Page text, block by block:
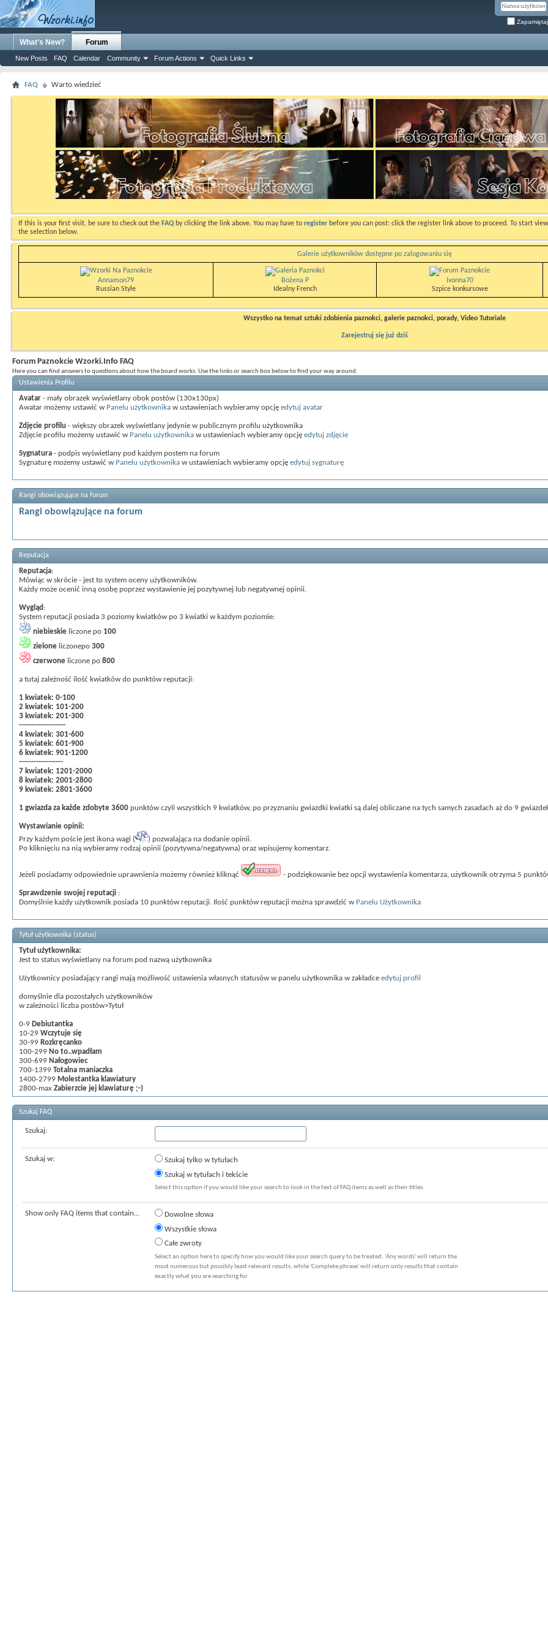
What's New? Forum
New Posts FAQ Calendar Community Forum Actions Quick Links
FAQ Warto wiedzieć
If this is your first visit, be sure to check out the FAQ by clicking the link above. You may have to register before you can post: click the register link above to proceed. To start
the selection below.
Galerie użytkowników dostępne po zalogowaniu się
Annamon79
Russian Style
Bożena P
Idealny French
Ivonna70
Szpice konkursowe
Wszystko na temat sztuki zdobienia paznokci, galerie paznokci, porady, Video Tutoriale
Zarejestruj się już dziś
Forum Paznokcie Wzorki.Info FAQ
Here you can find answers to questions about how the board works. Use the links or search box below to find your way around.
Ustawienia Profilu
Avatar - mały obrazek wyświetlany obok postów (130x130px)
Awatar możemy ustawić w Panelu użytkownika w ustawieniach wybieramy opcję edytuj avatar
Zdjęcie profilu - większy obrazek wyświetlany jedynie w publicznym profilu użytkownika
Zdjęcie profilu możemy ustawić w Panelu użytkownika w ustawieniach wybieramy opcję edytuj zdjęcie
Sygnatura - podpis wyświetlany pod każdym postem na forum
Sygnaturę możemy ustawić w Panelu użytkownika w ustawieniach wybieramy opcję edytuj sygnaturę
Rangi obowiązujące na forum
Rangi obowiązujące na forum
Reputacja
Reputacja:
Mówiąc w skrócie - jest to system oceny użytkowników.
Każdy może ocenić inną osobę poprzez wystawienie jej pozytywnej lub negatywnej opinii.
Wygląd :
System reputacji posiada 3 poziomy kwiatków po 3 kwiatki w każdym poziomie:
niebieskie liczone po 100
zielone liczonepo 300
czerwone liczone po 800
a tutaj zależność ilość kwiatków do punktów reputacji:
1 kwiatek: 0-100
2 kwiatek: 101-200
3 kwiatek: 201-300
-------------------
4 kwiatek: 301-600
5 kwiatek: 601-900
6 kwiatek: 901-1200
------------------
7 kwiatek: 1201-2000
8 kwiatek: 2001-2800
9 kwiatek: 2801-3600
1 gwiazda za każde zdobyte 3600 punktów czyli wszystkich 9 kwiatków, po przyznaniu gwiazdki kwiatki są dalej obliczane na tych samych zasadach aż do 9
Wystawianie opinii:
Przy każdym poście jest ikona wagi (
) pozwalająca na dodanie opinii.
Po kliknięciu na nią wybieramy rodzaj opinii (pozytywna/negatywna) oraz wpisujemy komentarz.
Jeżeli posiadamy odpowiednie uprawnienia możemy również kliknąć - podziękowanie bez opcji wystawienia komentarza, użytkownik otrzyma 5
Sprawdzenie swojej reputacji :
Domyślnie każdy użytkownik posiada 10 punktów reputacji. Ilość punktów reputacji można sprawdzić w Panelu Użytkownika
Tytuł użytkownika (status)
Tytuł użytkownika:
Jest to status wyświetlany na forum pod nazwą użytkownika
Użytkownicy posiadający rangi mają możliwość ustawienia własnych statusów w panelu użytkownika w zakładce edytuj profil
domyślnie dla pozostałych użytkowników
w zależności liczba postów>Tytuł
0-9 Debiutantka
10-29 Wczytuje się
30-99 Rozkręcanko
100-299 No to..wpadłam
300-699 Nałogowiec
700-1399 Totalna maniaczka
1400-2799 Molestantka klawiatury
2800-max Zabierzcie jej klawiaturę ;-)
Szukaj FAQ
Szukaj:
Szukaj w:
Szukaj tylko w tytułach
Szukaj w tytułach i tekście
Select this option if you would like your search to look in the text of FAQ items as well as their titles.
Show only FAQ items that contain...
Dowolne słowa
Wszystkie słowa
Całe zwroty
Select an option here to specify how you would like your search query to be treated. 'Any words' will return the
most numerous but possibly least relevant results, while 'Complete phrase' will return only results that contain
exactly what you are searching for.